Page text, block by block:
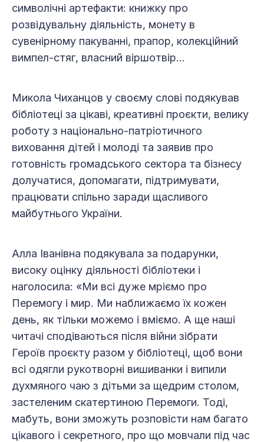
символічні артефакти: книжку про
розвідувальну діяльність, монету в
сувенірному пакуванні, прапор, колекційний
вимпел-стяг, власний віршотвір…
Микола Чиханцов у своєму слові подякував
бібліотеці за цікаві, креативні проєкти, велику
роботу з національно-патріотичного
виховання дітей і молоді та заявив про
готовність громадського сектора та бізнесу
долучатися, допомагати, підтримувати,
працювати спільно заради щасливого
майбутнього України.
Алла Іванівна подякувала за подарунки,
високу оцінку діяльності бібліотеки і
наголосила: «Ми всі дуже мріємо про
Перемогу і мир. Ми наближаємо їх кожен
день, як тільки можемо і вміємо. А ще наші
читачі сподіваються після війни зібрати
Героїв проєкту разом у бібліотеці, щоб вони
всі одягли рукотворні вишиванки і випили
духмяного чаю з дітьми за щедрим столом,
застеленим скатертиною Перемоги. Тоді,
мабуть, вони зможуть розповісти нам багато
цікавого і секретного, про що мовчали під час